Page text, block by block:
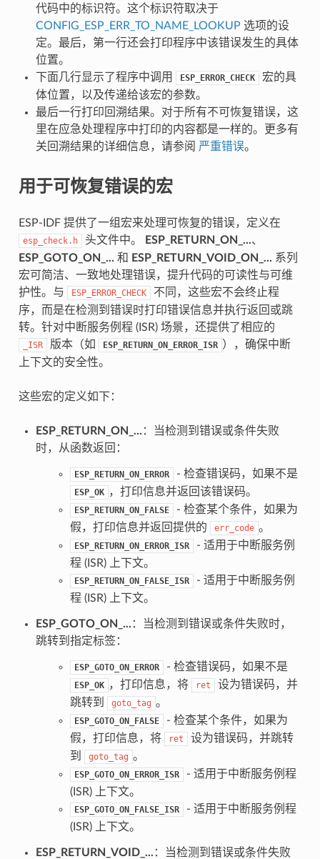
代码中的标识符。这个标识符取决于
CONFIG_ESP_ERR_TO_NAME_LOOKUP 选项的设
定。最后，第一行还会打印程序中该错误发生的具体
位置。
下面几行显示了程序中调用
ESP_ERROR_CHECK
宏的具
体位置，以及传递给该宏的参数。
最后一行打印回溯结果。对于所有不可恢复错误，这
里在应急处理程序中打印的内容都是一样的。更多有
关回溯结果的详细信息，请参阅 严重错误。
用于可恢复错误的宏
ESP-IDF 提供了一组宏来处理可恢复的错误，定义在
esp_check.h 头文件中。 ESP_RETURN_ON_...、
ESP_GOTO_ON_... 和 ESP_RETURN_VOID_ON_... 系列
宏可简洁、一致地处理错误，提升代码的可读性与可维
护性。与
ESP_ERROR_CHECK
不同，这些宏不会终止程
序，而是在检测到错误时打印错误信息并执行返回或跳
转。针对中断服务例程 (ISR) 场景，还提供了相应的
_ISR 版本（如 ESP_RETURN_ON_ERROR_ISR ），确保中断
上下文的安全性。
这些宏的定义如下：
ESP_RETURN_ON_... ：当检测到错误或条件失败
时，从函数返回：
ESP_RETURN_ON_ERROR - 检查错误码，如果不是
ESP_OK ，打印信息并返回该错误码。
ESP_RETURN_ON_FALSE
- 检查某个条件，如果为
假，打印信息并返回提供的
err_code 。
ESP_RETURN_ON_ERROR_ISR
- 适用于中断服务例
程 (ISR) 上下文。
ESP_RETURN_ON_FALSE_ISR
- 适用于中断服务例
程 (ISR) 上下文。
ESP_GOTO_ON_... ：当检测到错误或条件失败时，
跳转到指定标签：
ESP_GOTO_ON_ERROR - 检查错误码，如果不是
ESP_OK ，打印信息，将 ret
设为错误码，并
跳转到
goto_tag 。
ESP_GOTO_ON_FALSE
- 检查某个条件，如果为
假，打印信息，将
ret
设为错误码，并跳转
到
goto_tag 。
ESP_GOTO_ON_ERROR_ISR
- 适用于中断服务例程
(ISR) 上下文。
ESP_GOTO_ON_FALSE_ISR
- 适用于中断服务例程
(ISR) 上下文。
ESP_RETURN_VOID_... ：当检测到错误或条件失败